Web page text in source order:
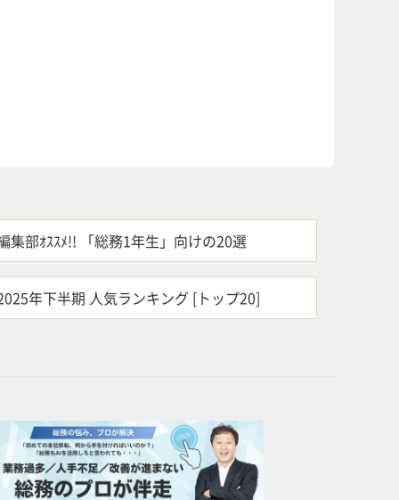
集部ｵｽｽﾒ!! 「総務1年生」向けの20選
年下半期 人気ランキング [トップ20]